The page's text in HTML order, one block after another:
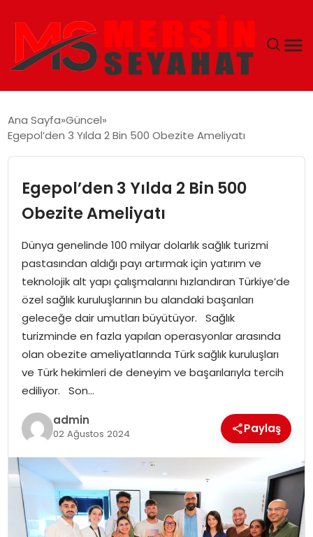
EKONOMI
EĞITIM
TEKNOLOJI
GÜNCEL
Ana Sayfa Güncel
Egepol’den 3 Yılda 2 Bin 500 Obezite Ameliyatı
Egepol’den 3 Yılda 2 Bin 500
Obezite Ameliyatı
Dünya genelinde 100 milyar dolarlık sağlık turizmi
pastasından aldığı payı artırmak için yatırım ve
teknolojik alt yapı çalışmalarını hızlandıran Türkiye’de
özel sağlık kuruluşlarının bu alandaki başarıları
geleceğe dair umutları büyütüyor. Sağlık
turizminde en fazla yapılan operasyonlar arasında
olan obezite ameliyatlarında Türk sağlık kuruluşları
ve Türk hekimleri de deneyim ve başarılarıyla tercih
ediliyor. Son…
admin
02 Ağustos 2024 Paylaş